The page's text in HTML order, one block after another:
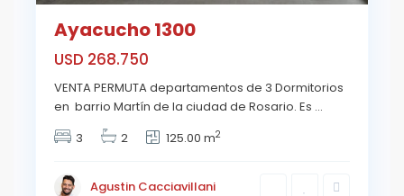
Ayacucho 1300
USD 268.750
VENTA PERMUTA departamentos de 3 Dormitorios
en barrio Martín de la ciudad de Rosario. Es ...
3
2 125.00 m2
Agustin Cacciavillani